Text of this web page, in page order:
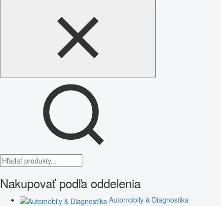
Nakupovať podľa oddelenia
Automobily & Diagnostika